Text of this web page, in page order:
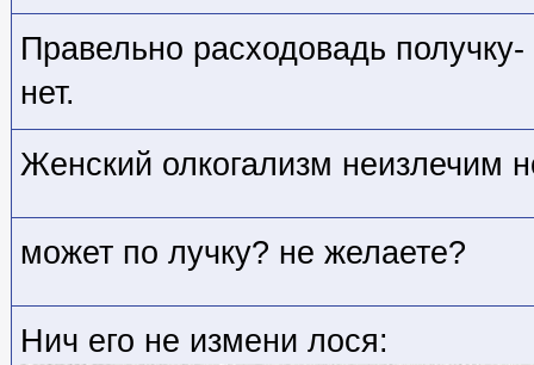
Правельно расходовадь
нет.
Женский олкогализм неизлечим
может по лучку? не желаете?
Нич его не измени лося: